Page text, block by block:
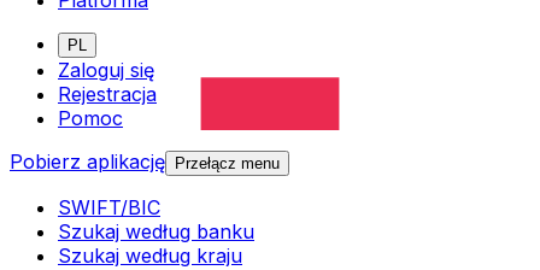
PL
Zaloguj się
Rejestracja
Pomoc
Pobierz aplikację
Przełącz menu
SWIFT/BIC
Szukaj według banku
Szukaj według kraju